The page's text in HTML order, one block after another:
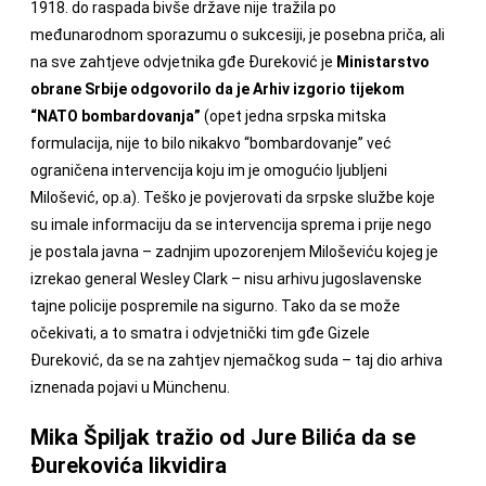
1918. do raspada bivše države nije tražila po
međunarodnom sporazumu o sukcesiji, je posebna priča, ali
na sve zahtjeve odvjetnika gđe Đureković je Ministarstvo
obrane Srbije odgovorilo da je Arhiv izgorio tijekom
“NATO bombardovanja” (opet jedna srpska mitska
formulacija, nije to bilo nikakvo “bombardovanje” već
ograničena intervencija koju im je omogućio ljubljeni
Milošević, op.a). Teško je povjerovati da srpske službe koje
su imale informaciju da se intervencija sprema i prije nego
je postala javna – zadnjim upozorenjem Miloševiću kojeg je
izrekao general Wesley Clark – nisu arhivu jugoslavenske
tajne policije pospremile na sigurno. Tako da se može
očekivati, a to smatra i odvjetnički tim gđe Gizele
Đureković, da se na zahtjev njemačkog suda – taj dio arhiva
iznenada pojavi u Münchenu.
Mika Špiljak tražio od Jure Bilića da se
Đurekovića likvidira